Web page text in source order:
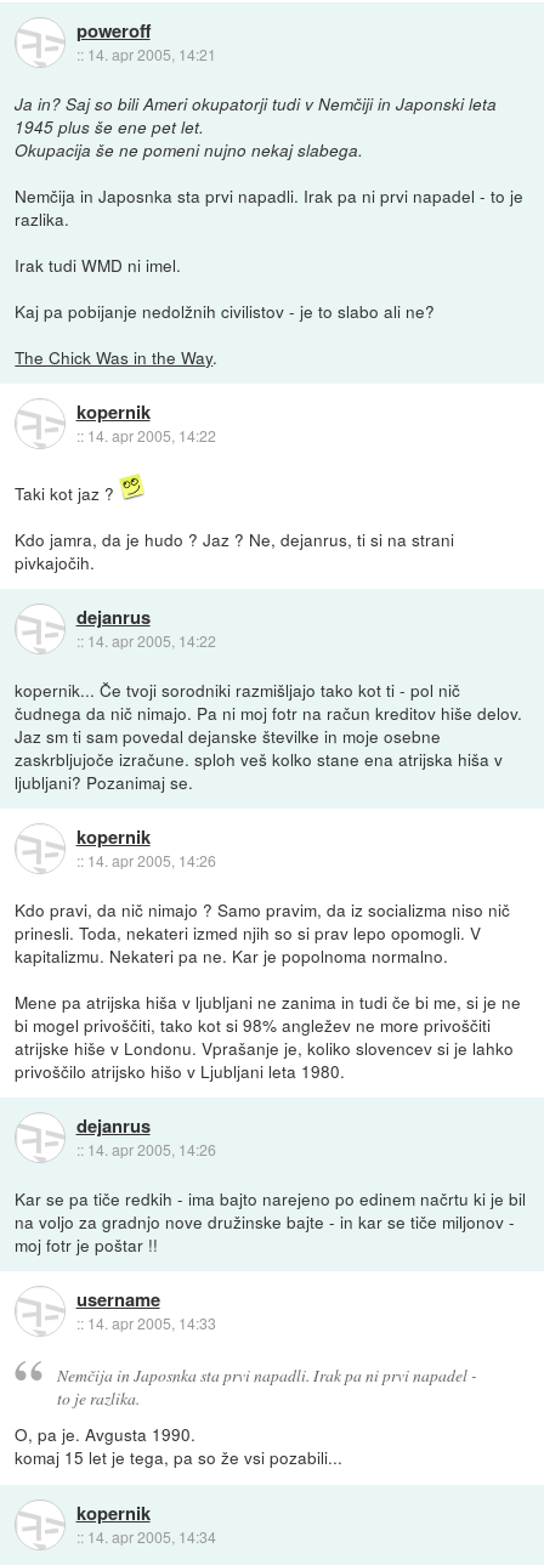
poweroff
:: 14. apr 2005, 14:21
Ja in? Saj so bili Ameri okupatorji tudi v Nemčiji in Japonski leta
1945 plus še ene pet let.
Okupacija še ne pomeni nujno nekaj slabega.
Nemčija in Japosnka sta prvi napadli. Irak pa ni prvi napadel - to je
razlika.
Irak tudi WMD ni imel.
Kaj pa pobijanje nedolžnih civilistov - je to slabo ali ne?
The Chick Was in the Way.
kopernik
:: 14. apr 2005, 14:22
Taki kot jaz ?
Kdo jamra, da je hudo ? Jaz ? Ne, dejanrus, ti si na strani
pivkajočih.
dejanrus
:: 14. apr 2005, 14:22
kopernik... Če tvoji sorodniki razmišljajo tako kot ti - pol nič
čudnega da nič nimajo. Pa ni moj fotr na račun kreditov hiše delov.
Jaz sm ti sam povedal dejanske številke in moje osebne
zaskrbljujoče izračune. sploh veš kolko stane ena atrijska hiša v
ljubljani? Pozanimaj se.
kopernik
:: 14. apr 2005, 14:26
Kdo pravi, da nič nimajo ? Samo pravim, da iz socializma niso nič
prinesli. Toda, nekateri izmed njih so si prav lepo opomogli. V
kapitalizmu. Nekateri pa ne. Kar je popolnoma normalno.
Mene pa atrijska hiša v ljubljani ne zanima in tudi če bi me, si je ne
bi mogel privoščiti, tako kot si 98% angležev ne more privoščiti
atrijske hiše v Londonu. Vprašanje je, koliko slovencev si je lahko
privoščilo atrijsko hišo v Ljubljani leta 1980.
dejanrus
:: 14. apr 2005, 14:26
Kar se pa tiče redkih - ima bajto narejeno po edinem načrtu ki je bil
na voljo za gradnjo nove družinske bajte - in kar se tiče miljonov -
moj fotr je poštar !!
username
:: 14. apr 2005, 14:33
Nemčija in Japosnka sta prvi napadli. Irak pa ni prvi napadel -
to je razlika.
O, pa je. Avgusta 1990.
komaj 15 let je tega, pa so že vsi pozabili...
kopernik
:: 14. apr 2005, 14:34